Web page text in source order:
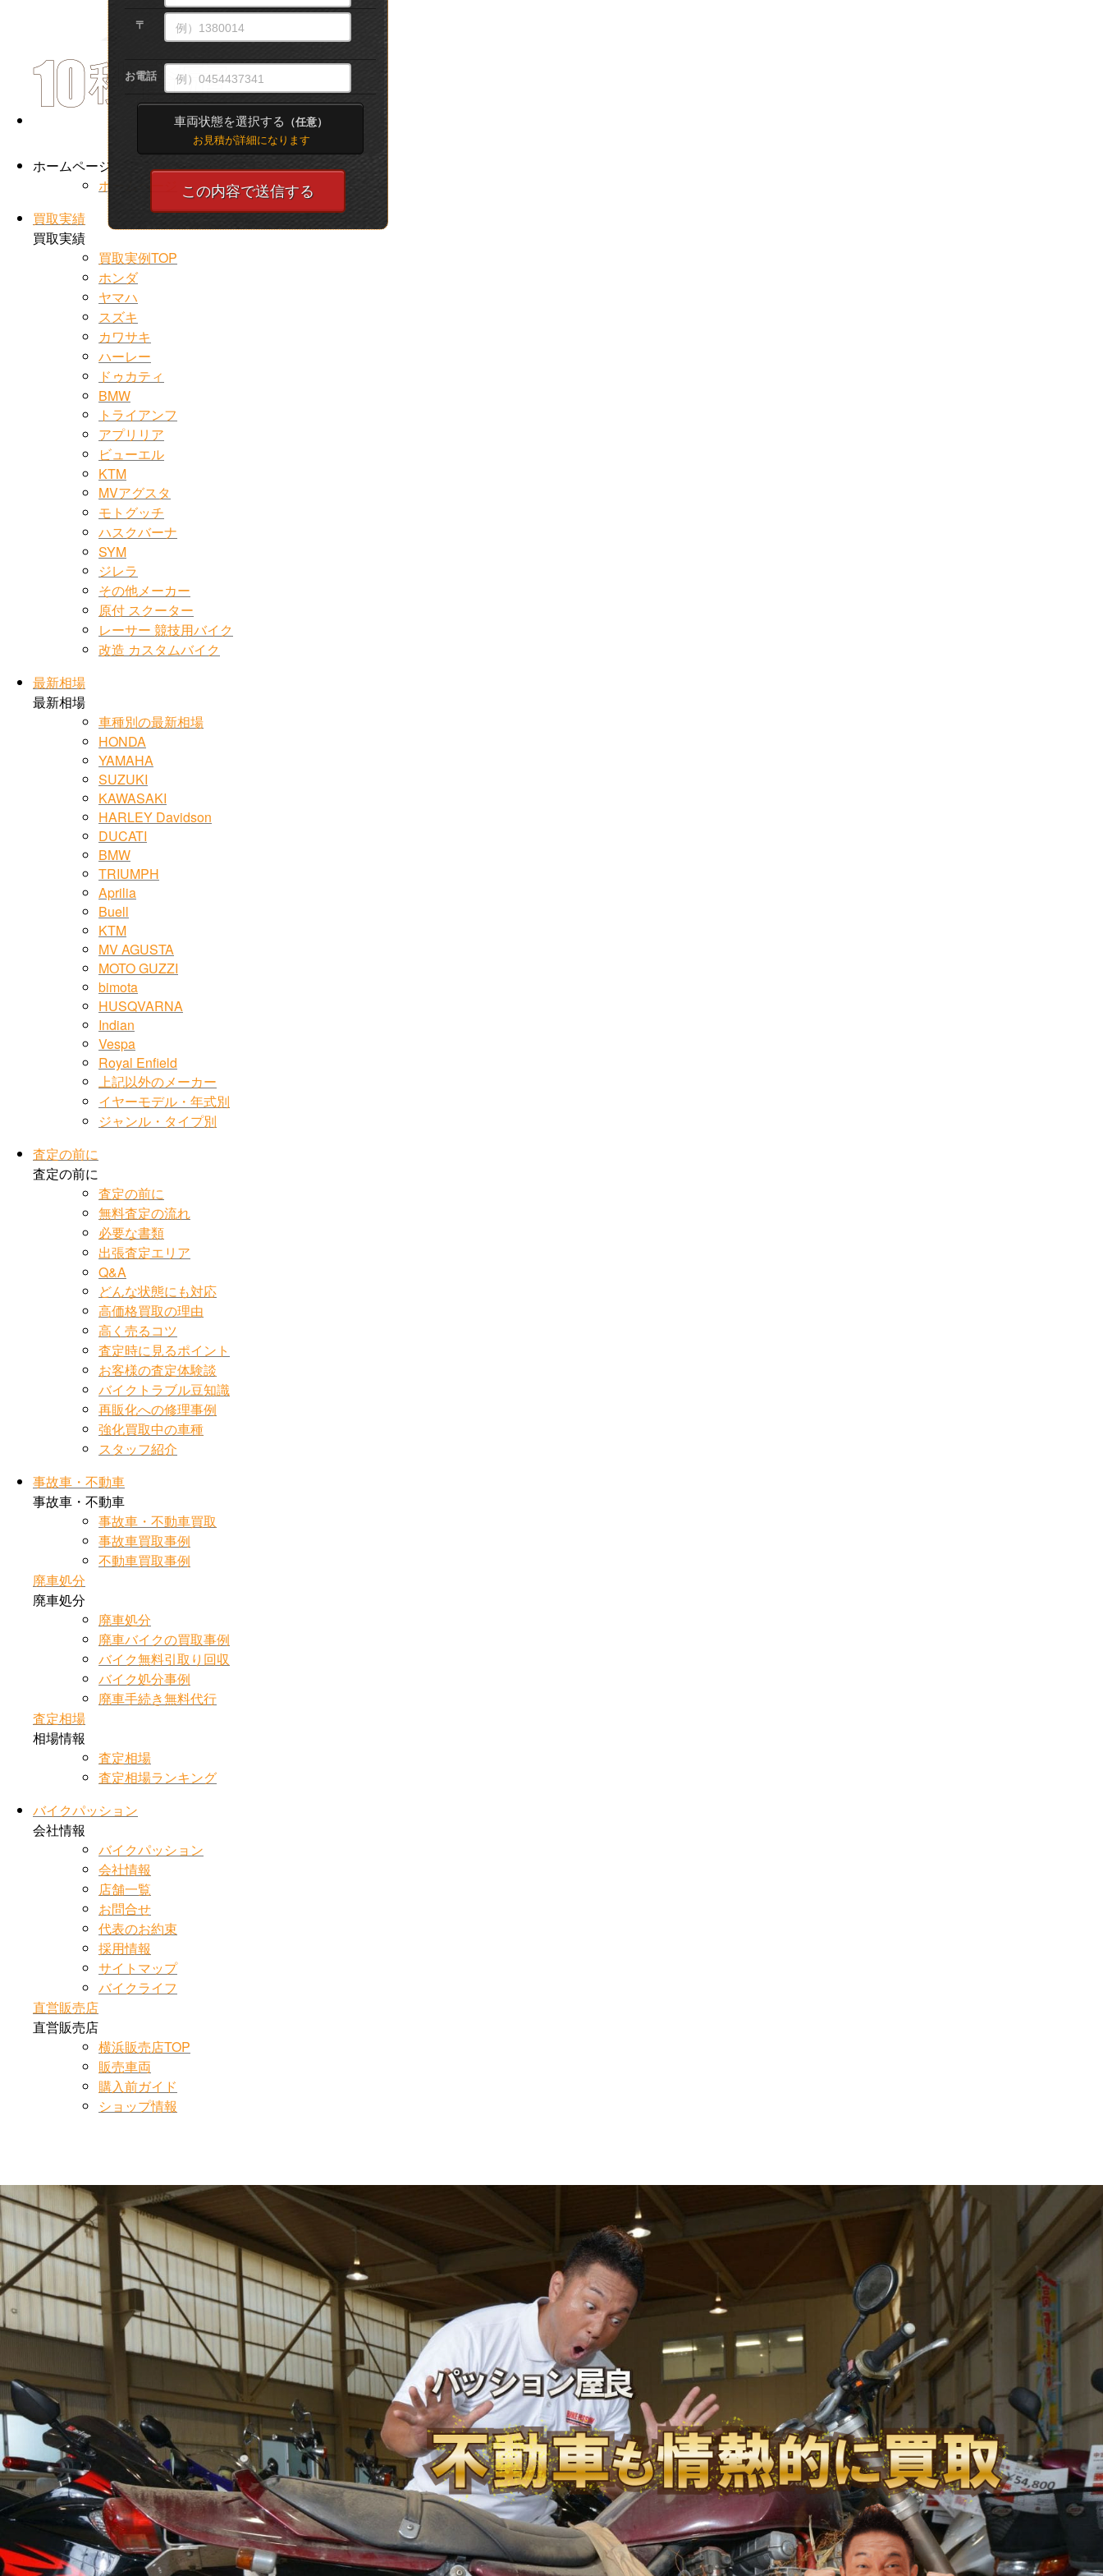
ホームページ
ホームページ
買取実績
買取実績
買取実例TOP
ホンダ
ヤマハ
スズキ
カワサキ
ハーレー
ドゥカティ
BMW
トライアンフ
アプリリア
ビューエル
KTM
MVアグスタ
モトグッチ
ハスクバーナ
SYM
ジレラ
その他メーカー
原付 スクーター
レーサー 競技用バイク
改造 カスタムバイク
最新相場
最新相場
車種別の最新相場
HONDA
YAMAHA
SUZUKI
KAWASAKI
HARLEY Davidson
DUCATI
BMW
TRIUMPH
Aprilia
Buell
KTM
MV AGUSTA
MOTO GUZZI
bimota
HUSQVARNA
Indian
Vespa
Royal Enfield
上記以外のメーカー
イヤーモデル・年式別
ジャンル・タイプ別
査定の前に
査定の前に
査定の前に
無料査定の流れ
必要な書類
出張査定エリア
Q&A
どんな状態にも対応
高価格買取の理由
高く売るコツ
査定時に見るポイント
お客様の査定体験談
バイクトラブル豆知識
再販化への修理事例
強化買取中の車種
スタッフ紹介
事故車・不動車
事故車・不動車
事故車・不動車買取
事故車買取事例
不動車買取事例
廃車処分
廃車処分
廃車処分
廃車バイクの買取事例
バイク無料引取り回収
バイク処分事例
廃車手続き無料代行
査定相場
相場情報
査定相場
査定相場ランキング
バイクパッション
会社情報
バイクパッション
会社情報
店舗一覧
お問合せ
代表のお約束
採用情報
サイトマップ
バイクライフ
直営販売店
直営販売店
横浜販売店TOP
販売車両
購入前ガイド
ショップ情報
〒
お電話
車両状態を選択する （任意）
お見積が詳細になります